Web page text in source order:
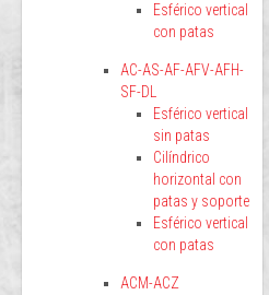
Esférico vertical
con patas
AC-AS-AF-AFV-AFH-
SF-DL
Esférico vertical
sin patas
Cilíndrico
horizontal con
patas y soporte
Esférico vertical
con patas
ACM-ACZ